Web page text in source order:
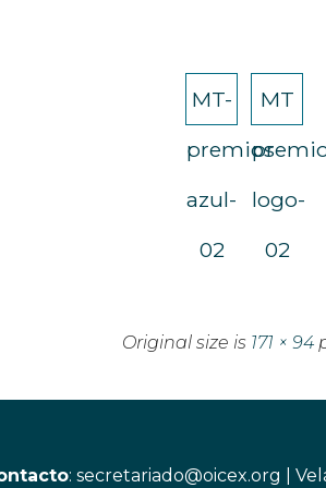
MT-
premios-
azul-
02
MT
logo-
02
Original size is 171 × 94
: secretariado@oicex.org